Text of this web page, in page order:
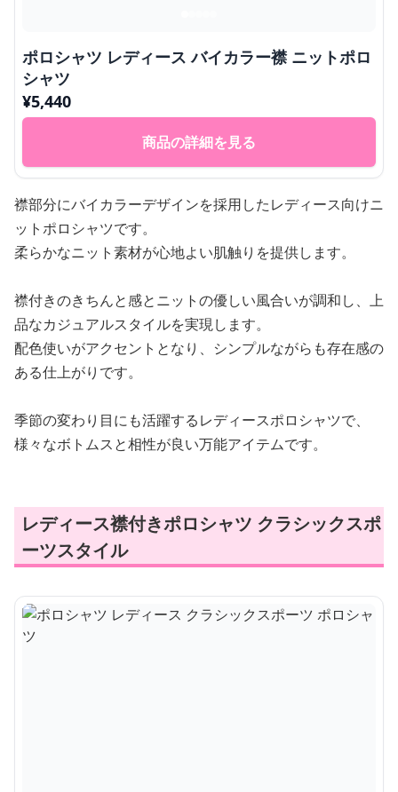
ポロシャツ レディース バイカラー襟 ニットポロ
シャツ
¥5,440
商品の詳細を見る
襟部分にバイカラーデザインを採用したレディース向けニ
ットポロシャツです。
柔らかなニット素材が心地よい肌触りを提供します。
襟付きのきちんと感とニットの優しい風合いが調和し、上
品なカジュアルスタイルを実現します。
配色使いがアクセントとなり、シンプルながらも存在感の
ある仕上がりです。
季節の変わり目にも活躍するレディースポロシャツで、
様々なボトムスと相性が良い万能アイテムです。
レディース襟付きポロシャツ クラシックスポ
ーツスタイル